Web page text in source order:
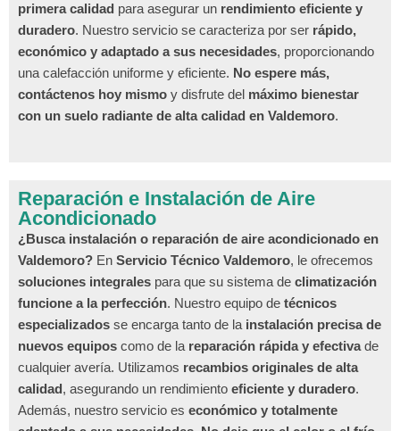
primera calidad para asegurar un rendimiento eficiente y
duradero. Nuestro servicio se caracteriza por ser rápido,
económico y adaptado a sus necesidades, proporcionando
una calefacción uniforme y eficiente. No espere más,
contáctenos hoy mismo y disfrute del máximo bienestar
con un suelo radiante de alta calidad en Valdemoro.
Reparación e Instalación de Aire
Acondicionado
¿Busca instalación o reparación de aire acondicionado en
Valdemoro? En Servicio Técnico Valdemoro, le ofrecemos
soluciones integrales para que su sistema de climatización
funcione a la perfección. Nuestro equipo de técnicos
especializados se encarga tanto de la instalación precisa de
nuevos equipos como de la reparación rápida y efectivade
cualquier avería. Utilizamos recambios originales de alta
calidad , asegurando un rendimiento eficiente y duradero.
Además, nuestro servicio es económico y totalmente